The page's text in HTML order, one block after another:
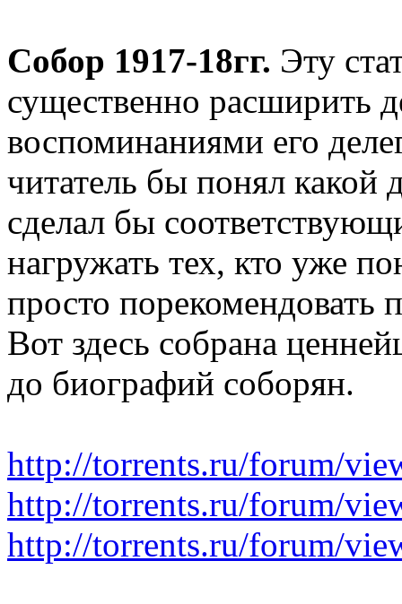
Собор 1917-18гг. Эту
существенно расширить
воспоминаниями его
читатель бы понял какой
сделал бы
нагружать тех, кто уже
просто порекомендовать
Вот здесь собрана
до биографий соборян.
http://torrents.ru/forum/
http://torrents.ru/forum/
http://torrents.ru/forum/